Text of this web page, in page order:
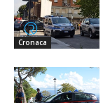
Cronaca